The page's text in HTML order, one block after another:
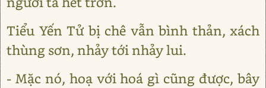
Tiểu Yến Tử bị chê vẫn bình thản, xách
thùng sơn, nhảy tới nhảy lui.
- Mặc nó, hoạ với hoá gì cũng được, bây